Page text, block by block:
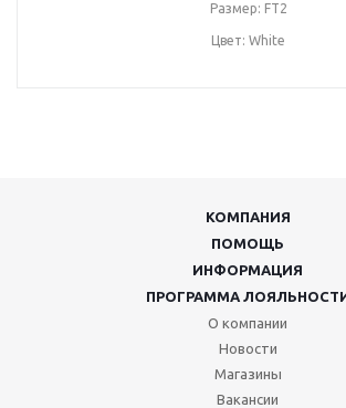
Размер: FT2
Цвет: White
КОМПАНИЯ
ПОМОЩЬ
ИНФОРМАЦИЯ
ПРОГРАММА
О компании
Новости
Магазины
Вакансии